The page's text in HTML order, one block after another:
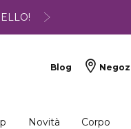
Blog
Novità Corpo